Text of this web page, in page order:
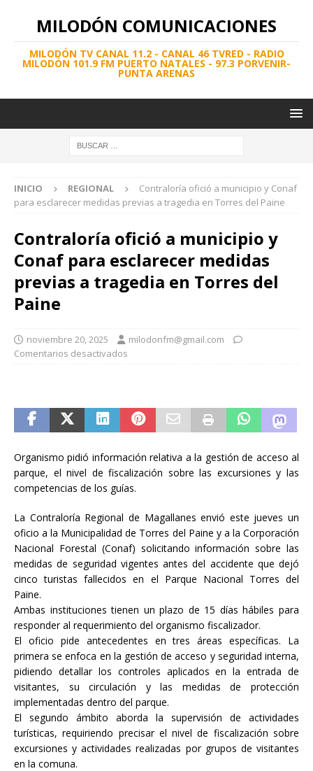
MILODÓN COMUNICACIONES
MILODÓN TV CANAL 11.2 - CANAL 46 TVRED - RADIO
MILODÓN 101.9 FM PUERTO NATALES - 97.3 PORVENIR-
PUNTA ARENAS
INICIO REGIONAL
Contraloría ofició a municipio y Conaf
para esclarecer medidas previas a tragedia en Torres del Paine
Contraloría ofició a municipio y
Conaf para esclarecer medidas
previas a tragedia en Torres del
Paine
noviembre 20, 2025
milodonfm@gmail.com
Comentarios desactivados
Organismo pidió información relativa a la gestión de acceso al
parque, el nivel de fiscalización sobre las excursiones y las
competencias de los guías.
La Contraloría Regional de Magallanes envió este jueves un
oficio a la Municipalidad de Torres del Paine y a la Corporación
Nacional Forestal (Conaf) solicitando información sobre las
medidas de seguridad vigentes antes del accidente que dejó
cinco turistas fallecidos en el Parque Nacional Torres del
Paine.
Ambas instituciones tienen un plazo de 15 días hábiles para
responder al requerimiento del organismo fiscalizador.
El oficio pide antecedentes en tres áreas específicas. La
primera se enfoca en la gestión de acceso y seguridad interna,
pidiendo detallar los controles aplicados en la entrada de
visitantes, su circulación y las medidas de protección
implementadas dentro del parque.
El segundo ámbito aborda la supervisión de actividades
turísticas, requiriendo precisar el nivel de fiscalización sobre
excursiones y actividades realizadas por grupos de visitantes
en la comuna.